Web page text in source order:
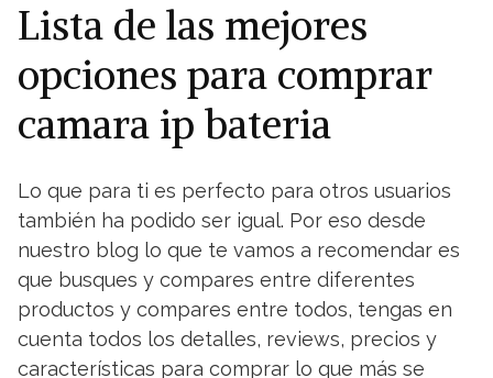
Lista de las mejores
opciones para comprar
camara ip bateria
Lo que para ti es perfecto para otros usuarios
también ha podido ser igual. Por eso desde
nuestro blog lo que te vamos a recomendar es
que busques y compares entre diferentes
productos y compares entre todos, tengas en
cuenta todos los detalles, reviews, precios y
características para comprar lo que más se